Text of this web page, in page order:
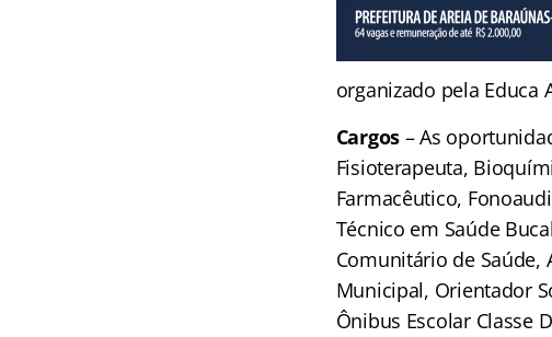
organizado pela Educa
Cargos– As
Fisioterapeuta,
Farmacêutico,
Técnico em Saúde
Comunitário de
Municipal, Orientador
Ônibus Escolar Classe